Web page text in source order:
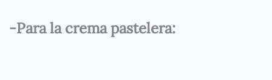
-Para la crema pastelera: